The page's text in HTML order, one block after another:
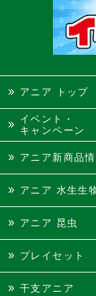
アニア トップ
イベント・
キャンペーン
アニア新商品
アニア 水生生
アニア 昆虫
プレイセット
干支アニア